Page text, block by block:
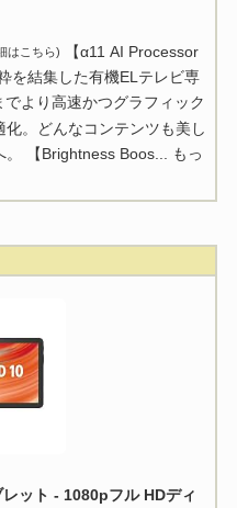
はこちら)
【α11 AI Processor
を結集した有機ELテレビ専
より高速かつグラフィック
。どんなコンテンツも美し
【Brightness Boos...
もっ
ット - 1080pフル HDディ